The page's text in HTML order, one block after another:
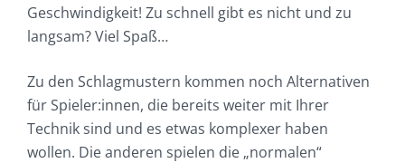
Geschwindigkeit! Zu schnell gibt es nicht und zu
langsam? Viel Spaß…
Zu den Schlagmustern kommen noch Alternativen
für Spieler:innen, die bereits weiter mit Ihrer
Technik sind und es etwas komplexer haben
wollen. Die anderen spielen die „normalen“